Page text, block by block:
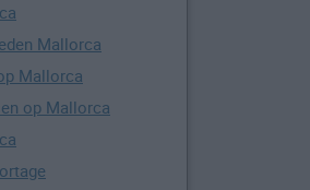
Mallorca
Mallorca
op Mallorca